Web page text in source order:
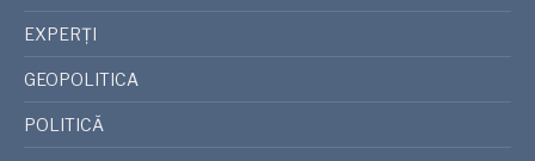
EXPERȚI
GEOPOLITICA
POLITICĂ